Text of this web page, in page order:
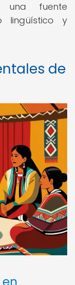
una fuente
lingüístico y
de